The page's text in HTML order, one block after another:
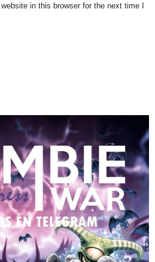
in this browser for the next time I